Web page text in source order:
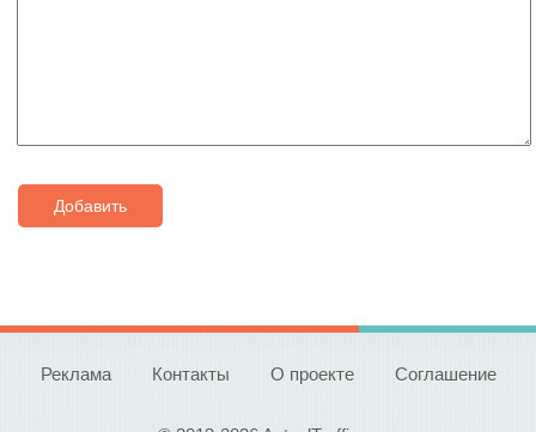
Добавить
Реклама Контакты О проекте Соглашение